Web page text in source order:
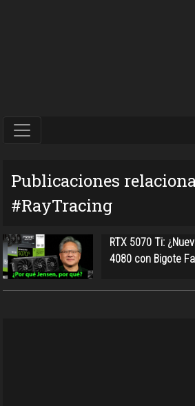
Publicaciones
#RayTracing
RTX 5070 Ti:
4080 con Bigote